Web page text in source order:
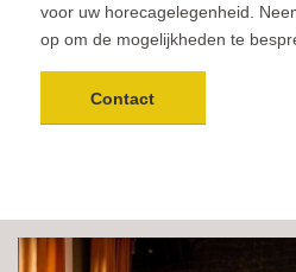
voor uw horecagelegenheid.
op om de mogelijkheden te
Contact